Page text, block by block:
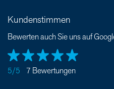
Kundenstimmen
Bewerten auch Sie uns auf
5/5 7 Bewertungen